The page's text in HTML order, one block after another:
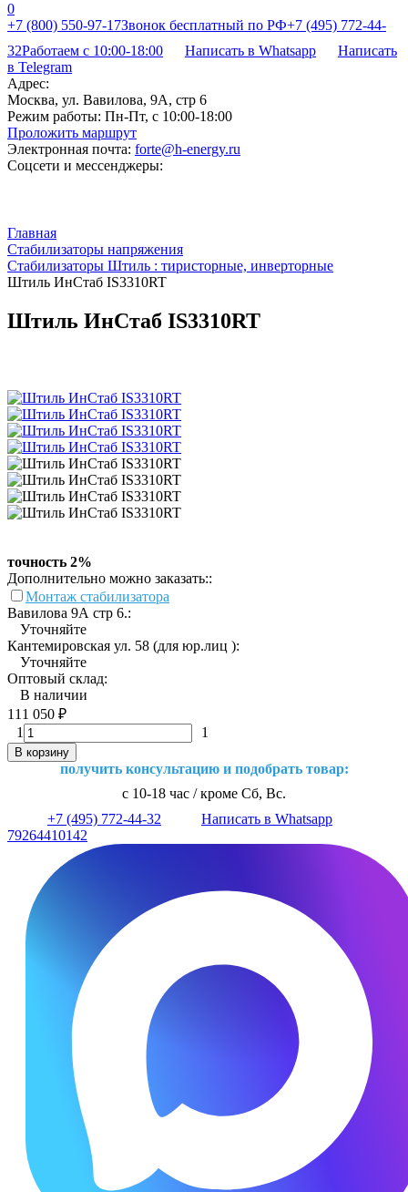
0
+7 (800) 550-97-17Звонок бесплатный по РФ+7 (495) 772-44-
32Работаем с 10:00-18:00 Написать в Whatsapp
Написать
в Telegram
Адрес:
Москва, ул. Вавилова, 9А, стр 6
Режим работы: Пн-Пт, с 10:00-18:00
Проложить маршрут
Электронная почта: forte@h-energy.ru
Соцсети и мессенджеры:
Главная
Стабилизаторы напряжения
Стабилизаторы Штиль : тиристорные, инверторные
Штиль ИнСтаб IS3310RT
Штиль ИнСтаб IS3310RT
точность 2%
Дополнительно можно заказать::
Монтаж стабилизатора
Вавилова 9А стр 6.:
Уточняйте
Кантемировская ул. 58 (для юр.лиц ):
Уточняйте
Оптовый склад:
В наличии
111 050 ₽
1
1
В корзину
получить консультацию и подобрать товар:
с 10-18 час / кроме Сб, Вс.
+7 (495) 772-44-32
Написать в Whatsapp
79264410142